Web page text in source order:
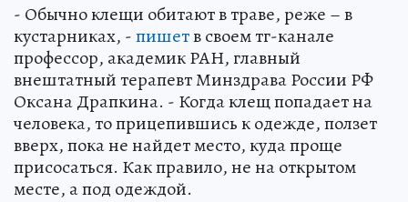
- Обычно клещи обитают в траве, реже – в
кустарниках, -пишетв своем тг-канале
профессор, академик РАН, главный
внештатный терапевт Минздрава России РФ
Оксана Драпкина. - Когда клещ попадает на
человека, то прицепившись к одежде, ползет
вверх, пока не найдет место, куда проще
присосаться. Как правило, не на открытом
месте, а под одеждой.